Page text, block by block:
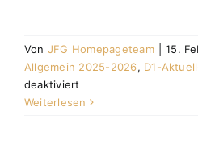
Von JFG Homepageteam 15.
Allgemein 2025-2026, D1-
deaktiviert
D1
Weiterlesen